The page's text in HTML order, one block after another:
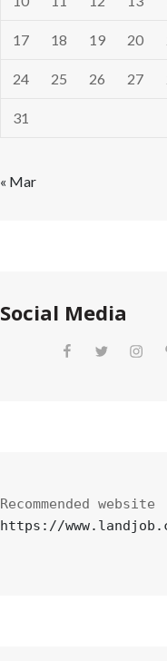
17 18 19 20
24 25 26 27
31
« Mar
Social Media
https://